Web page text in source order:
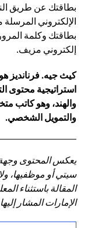
بطاقتك عن طريق
الإلكتروني
بطاقتك وكلمة
إلكتروني مزيف.
كيث جيه. فرنانديز
استراتيجية محتوى
والهند، وهو كاتب
والتمويل الشخصي.
يعكس المحتوى
سيتي أو موظفيها،
المقالة باستثناء
الإمارات المشار